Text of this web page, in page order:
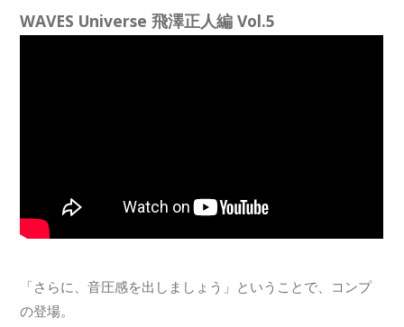
WAVES Universe 飛澤正人編 Vol.5
「さらに、音圧感を出しましょう」ということで、コンプ
の登場。